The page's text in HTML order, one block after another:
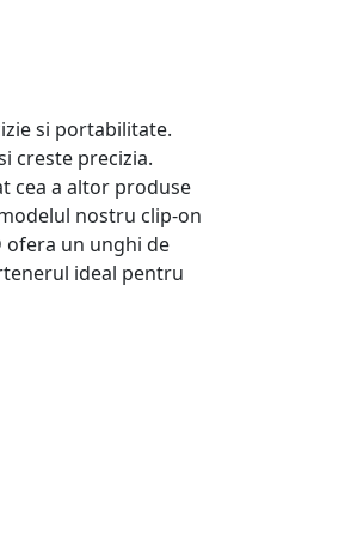
si portabilitate.
creste precizia.
cea a altor produse
nostru clip-on
ofera un unghi de
ideal pentru